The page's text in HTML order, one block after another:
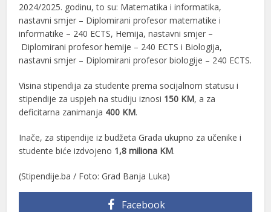
2024/2025. godinu, to su: Matematika i informatika,
nastavni smjer – Diplomirani profesor matematike i
informatike – 240 ECTS, Hemija, nastavni smjer –
Diplomirani profesor hemije – 240 ECTS i Biologija,
nastavni smjer – Diplomirani profesor biologije – 240 ECTS.
Visina stipendija za studente prema socijalnom statusu i
stipendije za uspjeh na studiju iznosi 150 KM, a za
deficitarna zanimanja 400 KM.
Inače, za stipendije iz budžeta Grada ukupno za učenike i
studente biće izdvojeno 1,8 miliona KM.
(Stipendije.ba / Foto: Grad Banja Luka)
Facebook